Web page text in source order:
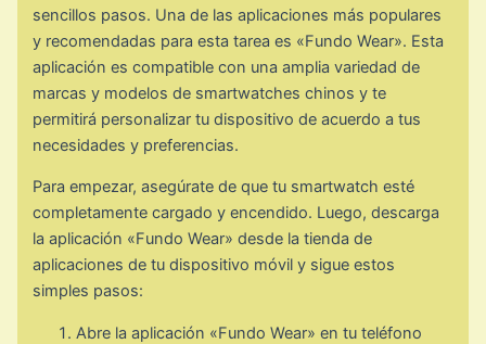
sencillos pasos. Una de las aplicaciones más populares
y recomendadas para esta tarea es «Fundo Wear». Esta
aplicación es compatible con una amplia variedad de
marcas y modelos de smartwatches chinos y te
permitirá personalizar tu dispositivo de acuerdo a tus
necesidades y preferencias.
Para empezar, asegúrate de que tu smartwatch esté
completamente cargado y encendido. Luego, descarga
la aplicación «Fundo Wear» desde la tienda de
aplicaciones de tu dispositivo móvil y sigue estos
simples pasos:
Abre la aplicación «Fundo Wear» en tu teléfono